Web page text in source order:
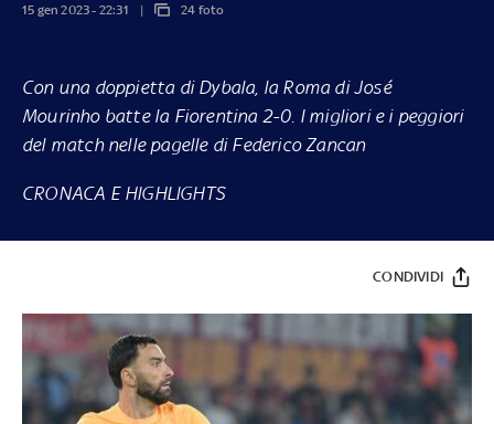
15 gen 2023 - 22:31 24 foto
Con una doppietta di Dybala, la Roma di José
Mourinho batte la Fiorentina 2-0. I migliori e i peggiori
del match nelle pagelle di Federico Zancan
CRONACA E HIGHLIGHTS
CONDIVIDI